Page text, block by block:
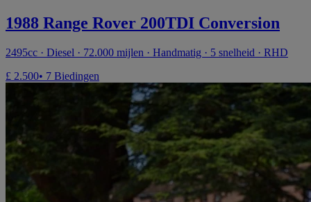
1988 Range Rover 200TDI Conversion
2495cc · Diesel · 72.000 mijlen · Handmatig · 5 snelheid · RHD
£ 2.500• 7 Biedingen